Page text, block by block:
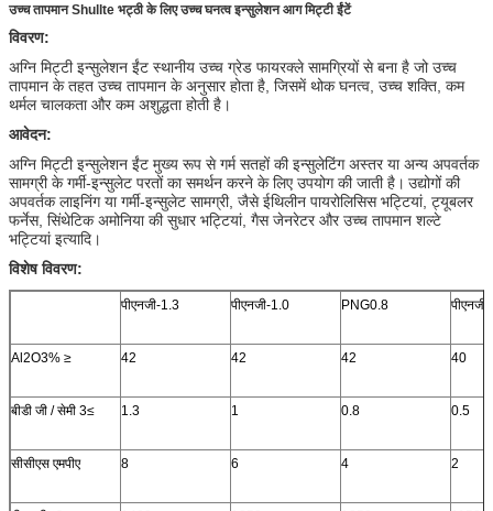
उच्च तापमान Shullte भट्ठी के लिए उच्च घनत्व इन्सुलेशन आग मिट्टी ईंटें
विवरण:
अग्नि मिट्टी इन्सुलेशन ईंट स्थानीय उच्च ग्रेड फायरक्ले सामग्रियों से बना है जो उच्च
तापमान के तहत उच्च तापमान के अनुसार होता है, जिसमें थोक घनत्व, उच्च शक्ति, कम
थर्मल चालकता और कम अशुद्धता होती है।
आवेदन:
अग्नि मिट्टी इन्सुलेशन ईंट मुख्य रूप से गर्म सतहों की इन्सुलेटिंग अस्तर या अन्य अपवर्तक
सामग्री के गर्मी-इन्सुलेट परतों का समर्थन करने के लिए उपयोग की जाती है। उद्योगों की
अपवर्तक लाइनिंग या गर्मी-इन्सुलेट सामग्री, जैसे ईथिलीन पायरोलिसिस भट्टियां, ट्यूबलर
फर्नेस, सिंथेटिक अमोनिया की सुधार भट्टियां, गैस जेनरेटर और उच्च तापमान शल्टे
भट्टियां इत्यादि।
विशेष विवरण:
पीएनजी-1.3 पीएनजी-1.0 PNG0.8
Al2O3% ≥ 42 42 42 40
बीडी जी / सेमी 3≤ 1.3 1 0.8 0.5
सीसीएस एमपीए 8 6 4 2